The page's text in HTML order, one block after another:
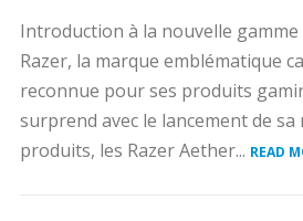
Introduction à la nouvelle
Razer, la marque emblématique
reconnue pour ses produits
surprend avec le lancement de
produits, les Razer Aether... READ